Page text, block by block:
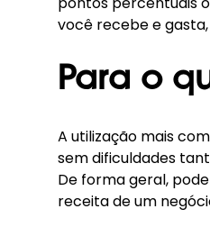
você recebe e
Para o
A utilização mais
sem dificuldades
De forma geral,
receita de um